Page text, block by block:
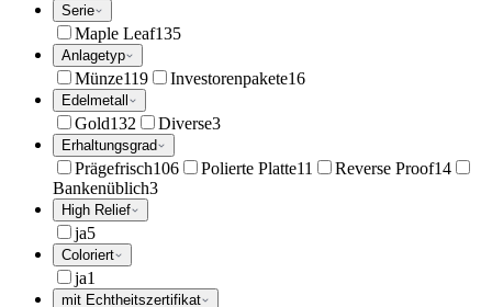
Serie
Maple Leaf135
Anlagetyp
Münze119 Investorenpakete16
Edelmetall
Gold132 Diverse3
Erhaltungsgrad
Prägefrisch106 Polierte Platte11 Reverse Proof14
Bankenüblich3
High Relief
ja5
Coloriert
ja1
mit Echtheitszertifikat